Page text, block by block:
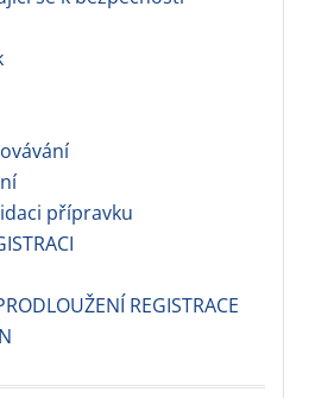
přípravku
REGISTRACE